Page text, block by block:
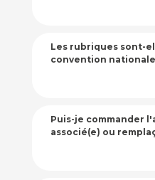
Les rubriques sont-
convention
Puis-je commander
associé(e) ou